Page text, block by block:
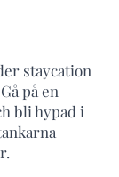
staycation
på en
bli hypad i